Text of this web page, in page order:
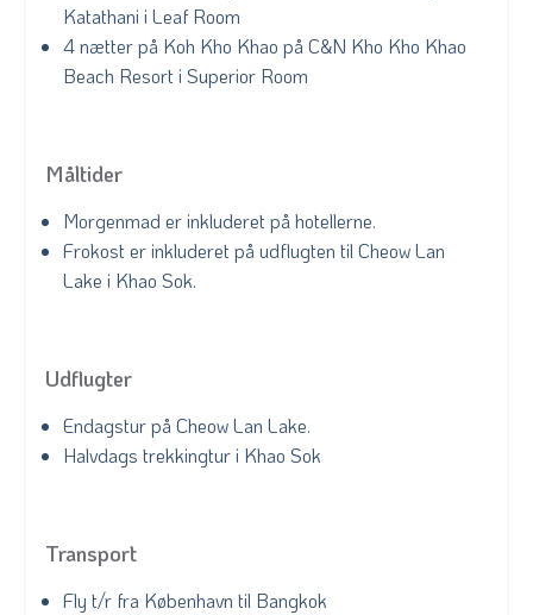
Katathani i Leaf Room
4 nætter på Koh Kho Khao på C&N Kho Kho Khao
Beach Resort i Superior Room
Måltider
Morgenmad er inkluderet på hotellerne.
Frokost er inkluderet på udflugten til Cheow Lan
Lake i Khao Sok.
Udflugter
Endagstur på Cheow Lan Lake.
Halvdags trekkingtur i Khao Sok
Transport
Fly t/r fra København til Bangkok